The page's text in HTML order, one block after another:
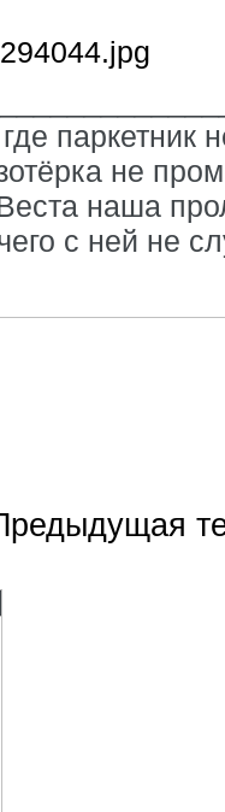
паркетник
не
наша
с ней не